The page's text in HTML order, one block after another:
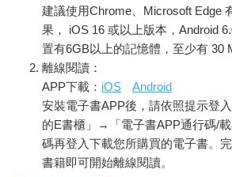
建議使用Chrome、Microsoft Edge
果， iOS 16 或以上版本，Android
置有6GB以上的記憶體，至少有 30
離線閱讀：
APP下載： iOS
Android
安裝電子書APP後，請依照提示登
的E書櫃」→「電子書APP通行碼/
碼再登入下載您所購買的電子書。
書籍即可開始離線閱讀。